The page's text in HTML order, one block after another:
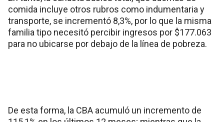
comida incluye otros rubros como indumentaria y
transporte, se incrementó 8,3%, por lo que la misma
familia tipo necesitó percibir ingresos por $177.063
para no ubicarse por debajo de la línea de pobreza.
De esta forma, la CBA acumuló un incremento de